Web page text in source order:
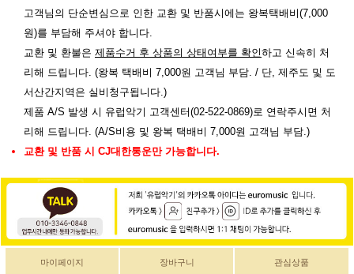
고객님의 단순변심으로 인한 교환 및 반품시에는 왕복택배비(7,000
원)를 부담해 주셔야 합니다.
교환 및 환불은 제품수거 후 상품의 상태여부를 확인하고 신속히 처
리해 드립니다. (왕복 택배비 7,000원 고객님 부담. / 단, 제주도 및 도
서산간지역은 실비청구됩니다.)
제품 A/S 발생 시 유럽악기 고객센터(02-522-0869)로 연락주시면 처
리해 드립니다. (A/S비용 및 왕복 택배비 7,000원 고객님 부담.)
교환 및 반품 시 CJ대한통운만 가능합니다.
마이페이지 장바구니 관심상품